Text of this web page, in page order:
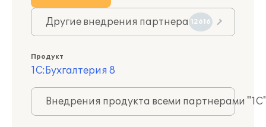
Другие внедрения партнера 12616
Продукт
1С:Бухгалтерия 8
Внедрения продукта всеми партнерами